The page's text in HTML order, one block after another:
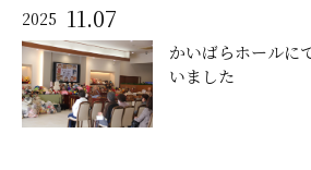
2025 11.07
かいばらホールに
いました